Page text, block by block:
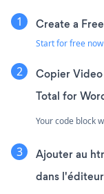
Create a
Start for free now
Copier
Total for
Your code block
Ajouter au
dans